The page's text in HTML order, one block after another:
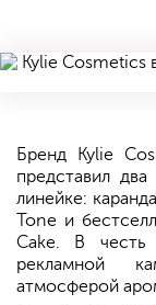
Бренд Kylie
представил
линейке:
Tone и
Cake. В честь
рекламной
атмосферой